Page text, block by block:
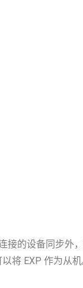
接的设备同步外
将 EXP 作为从机